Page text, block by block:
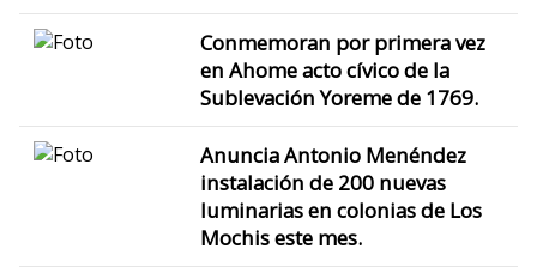
Conmemoran por primera vez
en Ahome acto cívico de la
Sublevación Yoreme de 1769.
Anuncia Antonio Menéndez
instalación de 200 nuevas
luminarias en colonias de Los
Mochis este mes.